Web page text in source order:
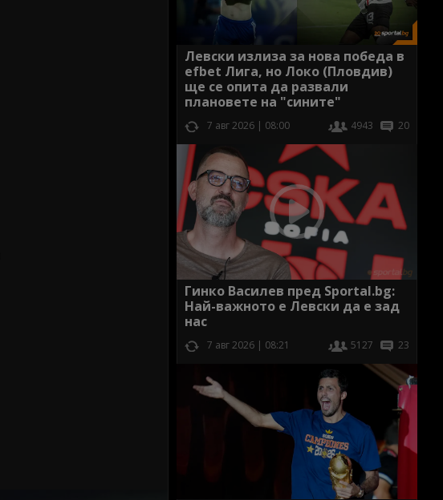
Левски излиза за нова победа в
efbet Лига, но Локо (Пловдив)
ще се опита да развали
плановете на "сините"
7 авг 2026 | 08:00 4943 20
Гинко Василев пред Sportal.bg:
Най-важното е Левски да е зад
нас
7 авг 2026 | 08:21 5127 23